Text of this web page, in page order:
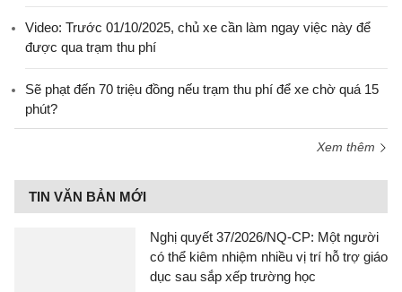
Video: Trước 01/10/2025, chủ xe cần làm ngay việc này để
được qua trạm thu phí
Sẽ phạt đến 70 triệu đồng nếu trạm thu phí để xe chờ quá 15
phút?
Xem thêm
TIN VĂN BẢN MỚI
Nghị quyết 37/2026/NQ-CP: Một người
có thể kiêm nhiệm nhiều vị trí hỗ trợ giáo
dục sau sắp xếp trường học